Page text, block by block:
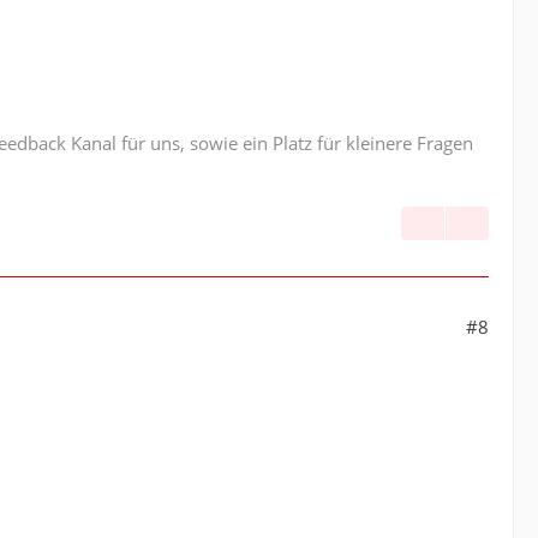
Kanal für uns, sowie ein Platz für kleinere Fragen
#8